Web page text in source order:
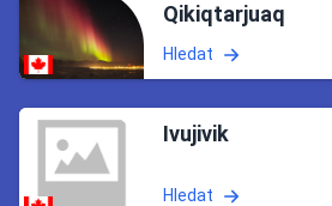
Qikiqtarjuaq
Hledat
Ivujivik
Hledat